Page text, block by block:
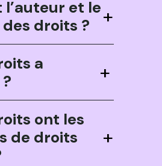
l’auteur et le
droits ?
+
a
+
ont les
de droits
+